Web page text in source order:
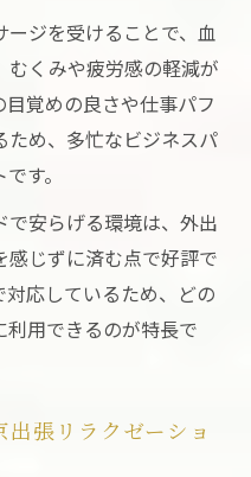
ジを受けることで、血
むくみや疲労感の軽減が
覚めの良さや仕事パフ
ため、多忙なビジネスパ
す。
で安らげる環境は、外出
じずに済む点で好評で
応しているため、どの
用できるのが特長で
出張リラクゼーショ